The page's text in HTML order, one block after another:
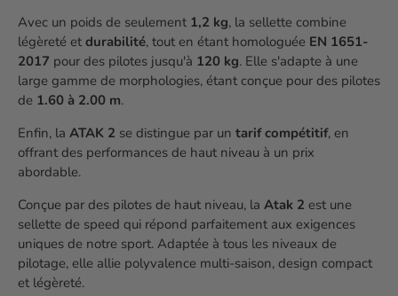
Avec un poids de seulement 1,2 kg, la sellette combine
légèreté etdurabilité, tout en étant homologuée EN 1651-
2017 pour des pilotes jusqu'à 120 kg. Elle s'adapte à une
large gamme de morphologies, étant conçue pour des pilotes
de 1.60 à 2.00 m.
Enfin, la ATAK 2 se distingue par un tarif compétitif, en
offrant des performances de haut niveau à un prix
abordable.
Conçue par des pilotes de haut niveau, la Atak 2 est une
sellette de speed qui répond parfaitement aux exigences
uniques de notre sport. Adaptée à tous les niveaux de
pilotage, elle allie polyvalence multi-saison, design compact
et légèreté.